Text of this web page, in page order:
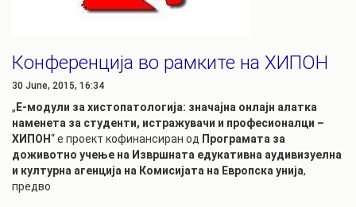
Конференција во рамките на ХИПОН
30 June, 2015, 16:34
„Е-модули за хистопатологија: значајна онлајн алатка
наменета за студенти, истражувачи и професионалци –
ХИПОН“ е проект кофинансиран од Програмата за
доживотно учење на Извршната едукативна аудивизуелна
и културна агенција на Комисијата на Европска унија,
предво